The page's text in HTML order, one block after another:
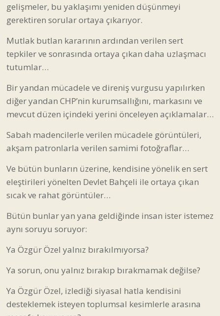
gelişmeler, bu yaklaşımı yeniden düşünmeyi
gerektiren sorular ortaya çıkarıyor.
Mutlak butlan kararının ardından verilen sert
tepkiler ve sonrasında ortaya çıkan daha uzlaşmacı
tutumlar…
Bir yandan mücadele ve direniş vurgusu yapılırken
diğer yandan CHP’nin kurumsallığını, markasını ve
mevcut düzen içindeki yerini önceleyen açıklamalar…
Sabah madencilerle verilen mücadele görüntüleri,
akşam patronlarla verilen samimi fotoğraflar…
Ve bütün bunların üzerine, kendisine yönelik en sert
eleştirileri yönelten Devlet Bahçeli ile ortaya çıkan
sıcak ve rahat görüntüler…
Bütün bunlar yan yana geldiğinde insan ister istemez
aynı soruyu soruyor:
Ya Özgür Özel yalnız bırakılmıyorsa?
Ya sorun, onu yalnız bırakıp bırakmamak değilse?
Ya Özgür Özel, izlediği siyasal hatla kendisini
desteklemek isteyen toplumsal kesimlerle arasına